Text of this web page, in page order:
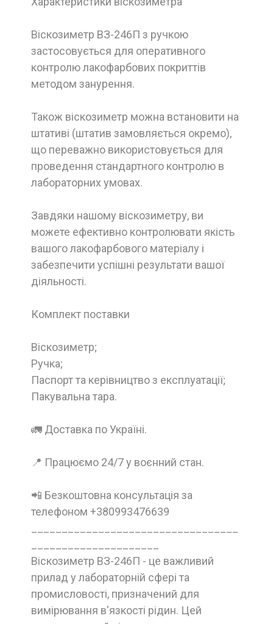
Віскозиметр ВЗ-246П з ручкою
застосовується для оперативного
контролю лакофарбових покриттів
методом занурення.
Також віскозиметр можна встановити на
штативі (штатив замовляється окремо),
що переважно використовується для
проведення стандартного контролю в
лабораторних умовах.
Завдяки нашому віскозиметру, ви
можете ефективно контролювати якість
вашого лакофарбового матеріалу і
забезпечити успішні результати вашої
діяльності.
Комплект поставки
Віскозиметр;
Ручка;
Паспорт та керівництво з експлуатації;
Пакувальна тара.
🚛 Доставка по Україні.
📍 Працюємо 24/7 у воєнний стан.
📲 Безкоштовна консультація за
телефоном +380993476639
Віскозиметр ВЗ-246П - це важливий
прилад у лабораторній сфері та
промисловості, призначений для
вимірювання в'язкості рідин. Цей